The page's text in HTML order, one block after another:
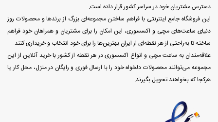
دسترس مشتریان خود در سراسر کشور قرار داده است.
این فروشگاه جامع اینترنتی با فراهم ساختن مجموعه‌ای بزرگ از برندها و محصولات روز
دنیای ساعت‌های مچی و اکسسوری، این امکان را برای مشتریان و همراهان خود فراهم
ساخته تا به‌راحتی از هر نقطه‌ای از ایران بهترین‌ها را برای خود انتخاب و خریداری کنند.
علاقه‌مندان به ساعت مچی و انواع اکسسوری در هر نقطه از کشور با خرید آنلاین از این
مجموعه می‌توانند محصولات دلخواه خود را با ارسال فوری و رایگان در منزل، محل کار یا
هرکجا که بخواهند تحویل بگیرند.